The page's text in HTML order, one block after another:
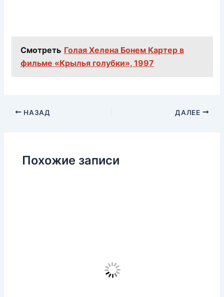
Смотреть Голая Хелена Бонем Картер в
фильме «Крылья голубки», 1997
НАЗАД ДАЛЕЕ
Похожие записи